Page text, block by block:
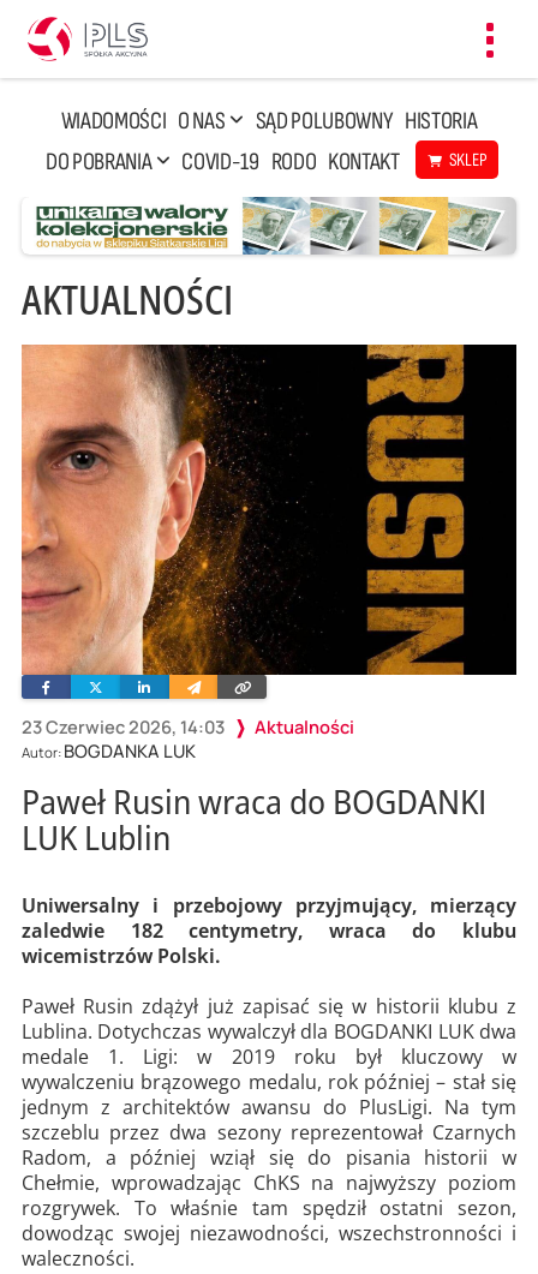
WIADOMOŚCI O NAS SĄD POLUBOWNY HISTORIA
DO POBRANIA
COVID-19 RODO KONTAKT SKLEP
AKTUALNOŚCI
23 Czerwiec 2026, 14:03 Aktualności
Autor: BOGDANKA LUK
FacebookTwitterLinkedinWyślij
e-
Skopiuj
link
Paweł Rusin wraca do BOGDANKI
LUK Lublin
Uniwersalny i przebojowy przyjmujący, mierzący
zaledwie 182 centymetry, wraca do klubu
wicemistrzów Polski.
Paweł Rusin zdążył już zapisać się w historii klubu z
Lublina. Dotychczas wywalczył dla BOGDANKI LUK dwa
medale 1. Ligi: w 2019 roku był kluczowy w
wywalczeniu brązowego medalu, rok później – stał się
jednym z architektów awansu do PlusLigi. Na tym
szczeblu przez dwa sezony reprezentował Czarnych
Radom, a później wziął się do pisania historii w
Chełmie, wprowadzając ChKS na najwyższy poziom
rozgrywek. To właśnie tam spędził ostatni sezon,
dowodząc swojej niezawodności, wszechstronności i
waleczności.